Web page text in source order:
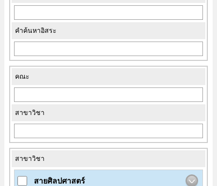
คำค้นหาอิสระ
คณะ
สาขาวิชา
สาขาวิชา
สายศิลปศาสตร์